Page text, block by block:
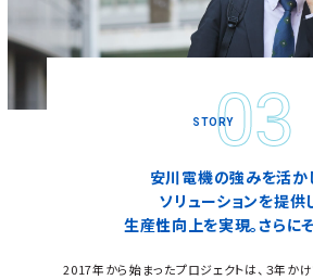
安川電機の強みを活か
ソリューションを提供
生産性向上を実現。さらに
2017年から始まったプロジェクトは、３年か